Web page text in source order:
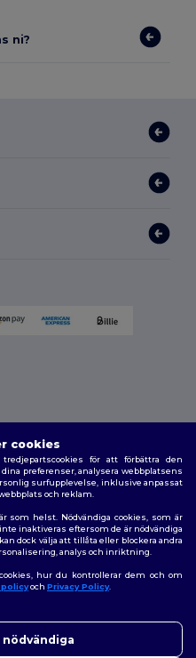
ni?
cookies
för att förbättra den
preferenser, analysera webbplatsens
surfupplevelse, inklusive anpassat
och reklam.
som helst. Nödvändiga cookies, som är
inaktiveras eftersom de är nödvändiga
dock välja att tillåta eller blockera andra
analys och inriktning.
hur du kontrollerar dem och om
och Privacy Policy.